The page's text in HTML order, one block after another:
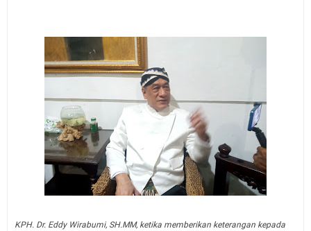
KPH. Dr. Eddy Wirabumi, SH.MM, ketika memberikan keterangan kepada